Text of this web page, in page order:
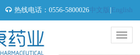
热线电话：0556-5800026中文版 English